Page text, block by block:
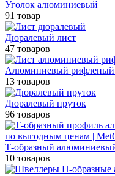
Уголок алюминиевый
91 товар
Дюралевый лист
47 товаров
Алюминиевый рифленый
13 товаров
Дюралевый пруток
96 товаров
Т-образный
10 товаров